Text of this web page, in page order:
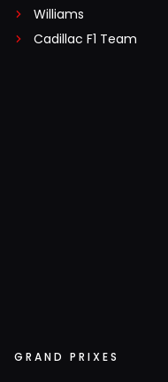
Williams
Cadillac F1 Team
GRAND PRIXES